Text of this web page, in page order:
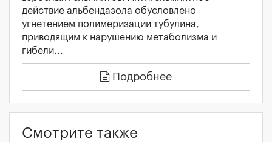
действие альбендазола обусловлено
угнетением полимеризации тубулина,
приводящим к нарушению метаболизма и
гибели...
Подробнее
Смотрите также